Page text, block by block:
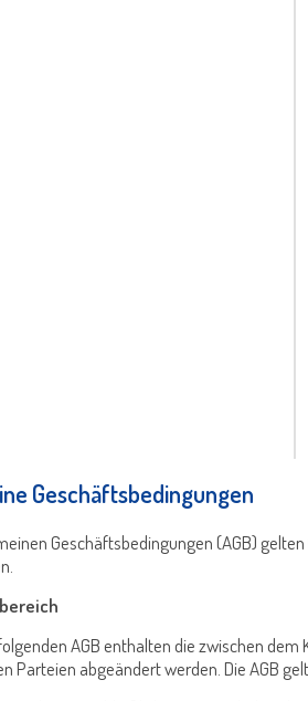
Geschäftsbedingungen
Geschäftsbedingungen (AGB)
AGB enthalten die zwischen
Parteien abgeändert werden. Die AGB